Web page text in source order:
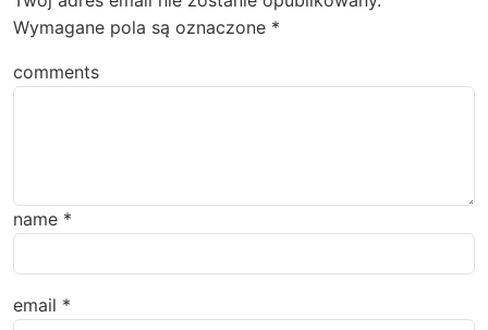
Wymagane pola są oznaczone *
comments
name *
email *